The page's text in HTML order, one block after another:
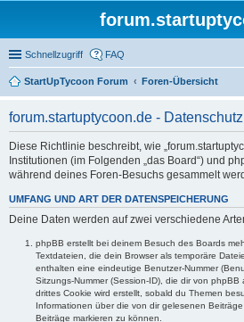
Schnellzugriff FAQ
StartUpTycoon Forum
Foren-Übersicht
forum.startuptycoon.de -
Diese Richtlinie beschreibt, wie
Institutionen (im Folgenden „das Board“) und
während deines Foren-Besuchs gesammelt
UMFANG UND ART DER DATENSPEICHERUNG
Deine Daten werden auf zwei verschiedene
phpBB erstellt bei deinem Besuch des Boards
Textdateien, die dein Browser als temporäre
enthalten eine eindeutige Benutzer-Nummer
Sitzungs-Nummer (Session-ID), die dir von
drittes Cookie wird erstellt, sobald du Themen
Informationen über die von dir gelesenen
Beiträge markieren zu können.